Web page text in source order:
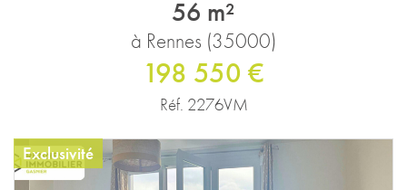
56 m²
à Rennes (35000)
198 550 €
Réf. 2276VM
Exclusivité